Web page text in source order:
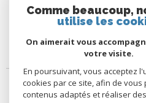
Comme beaucoup,
utilise les
On aimerait vous
votre visite.
En poursuivant, vous acceptez
cookies par ce site, afin de vous
contenus adaptés et réaliser